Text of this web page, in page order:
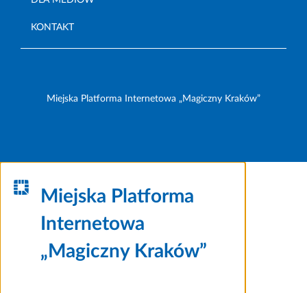
KONTAKT
Miejska Platforma Internetowa „Magiczny Kraków”
Miejska Platforma
Internetowa
„Magiczny Kraków”